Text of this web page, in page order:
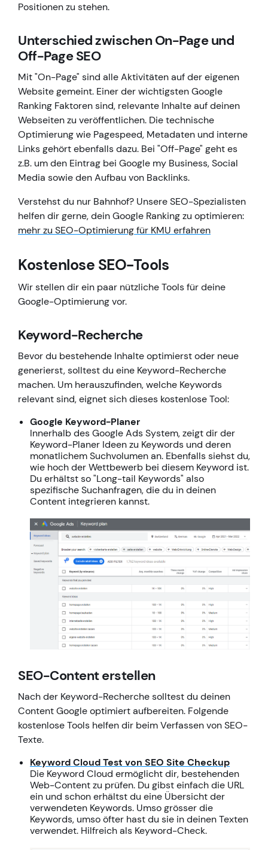
Positionen zu stehen.
Unterschied zwischen On-Page und
Off-Page SEO
Mit "On-Page" sind alle Aktivitäten auf der eigenen
Website gemeint. Einer der wichtigsten Google
Ranking Faktoren sind, relevante Inhalte auf deinen
Webseiten zu veröffentlichen. Die technische
Optimierung wie Pagespeed, Metadaten und interne
Links gehört ebenfalls dazu. Bei "Off-Page" geht es
z.B. um den Eintrag bei Google my Business, Social
Media sowie den Aufbau von Backlinks.
Verstehst du nur Bahnhof? Unsere SEO-Spezialisten
helfen dir gerne, dein Google Ranking zu optimieren:
mehr zu SEO-Optimierung für KMU erfahren
Kostenlose SEO-Tools
Wir stellen dir ein paar nützliche Tools für deine
Google-Optimierung vor.
Keyword-Recherche
Bevor du bestehende Inhalte optimierst oder neue
generierst, solltest du eine Keyword-Recherche
machen. Um herauszufinden, welche Keywords
relevant sind, eignet sich dieses kostenlose Tool:
Google Keyword-Planer
Innerhalb des Google Ads System, zeigt dir der
Keyword-Planer Ideen zu Keywords und deren
monatlichem Suchvolumen an. Ebenfalls siehst du,
wie hoch der Wettbewerb bei diesem Keyword ist.
Du erhältst so "Long-tail Keywords" also
spezifische Suchanfragen, die du in deinen
Content integrieren kannst.
SEO-Content erstellen
Nach der Keyword-Recherche solltest du deinen
Content Google optimiert aufbereiten. Folgende
kostenlose Tools helfen dir beim Verfassen von SEO-
Texte.
Keyword Cloud Test von SEO Site Checkup
Die Keyword Cloud ermöglicht dir, bestehenden
Web-Content zu prüfen. Du gibst einfach die URL
ein und schon erhältst du eine Übersicht der
verwendeten Keywords. Umso grösser die
Keywords, umso öfter hast du sie in deinen Texten
verwendet. Hilfreich als Keyword-Check.